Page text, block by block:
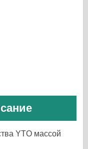
YTO массой